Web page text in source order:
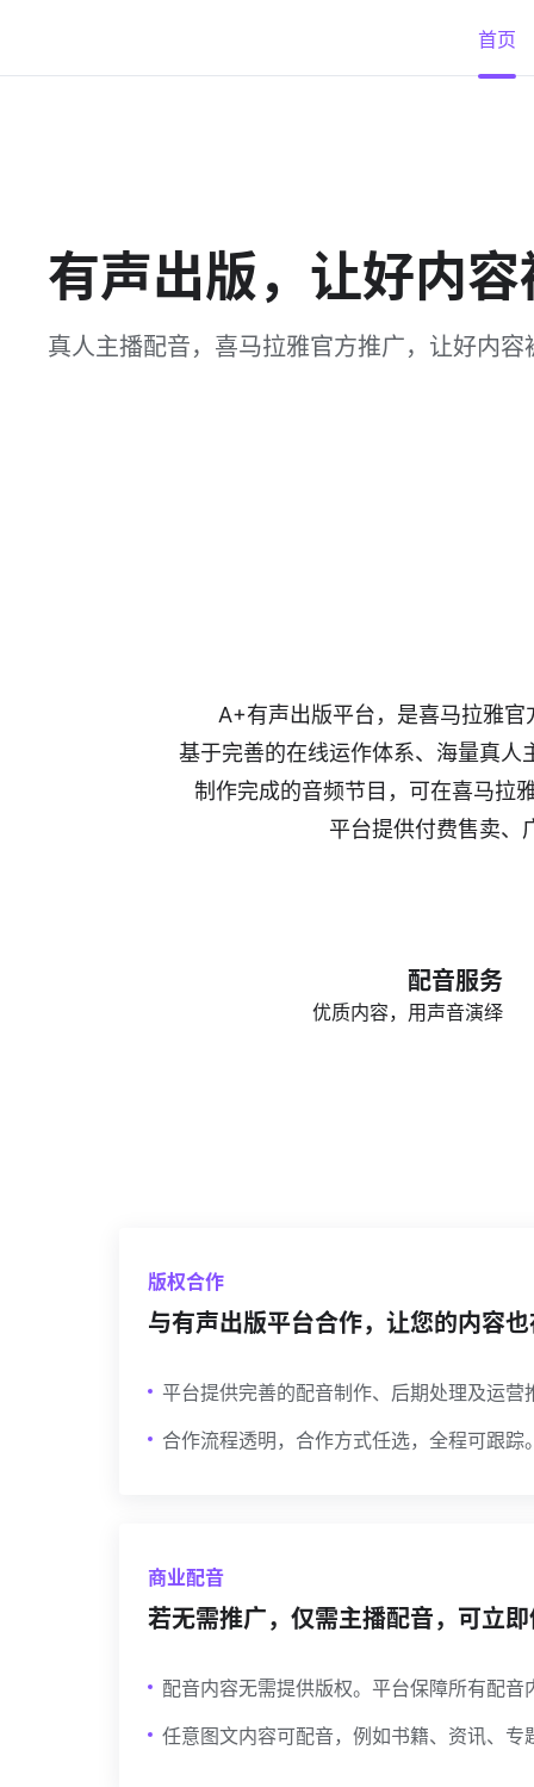
首页
有声出版，让好内
真人主播配音，喜马拉雅官方推广，让好内容
A+有声出版平台，是喜马拉雅
基于完善的在线运作体系、海量真
制作完成的音频节目，可在喜马拉
平台提供付费售卖、
配音服务
优质内容，用声音演绎
版权合作
与有声出版平台合作，让您的内容
平台提供完善的配音制作、后期处理及运营
合作流程透明，合作方式任选，全程可跟踪
商业配音
若无需推广，仅需主播配音，可立
配音内容无需提供版权。平台保障所有配
任意图文内容可配音，例如书籍、资讯、专